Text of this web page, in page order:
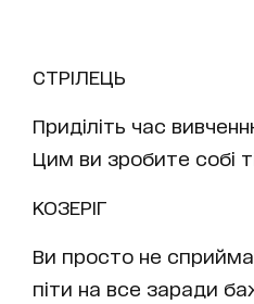
СТРІЛЕЦЬ
Приділіть час
Цим ви зробите собі
КОЗЕРІГ
Ви просто не
піти на все заради